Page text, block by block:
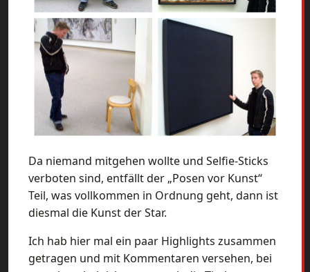
Da niemand mitgehen wollte und Selfie-Sticks
verboten sind, entfällt der „Posen vor Kunst“
Teil, was vollkommen in Ordnung geht, dann ist
diesmal die Kunst der Star.
Ich hab hier mal ein paar Highlights zusammen
getragen und mit Kommentaren versehen, bei